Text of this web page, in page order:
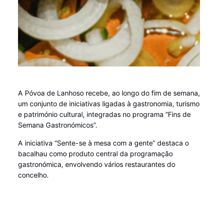
A Póvoa de Lanhoso recebe, ao longo do fim de semana,
um conjunto de iniciativas ligadas à gastronomia, turismo
e património cultural, integradas no programa “Fins de
Semana Gastronómicos”.
A iniciativa “Sente-se à mesa com a gente” destaca o
bacalhau como produto central da programação
gastronómica, envolvendo vários restaurantes do
concelho.